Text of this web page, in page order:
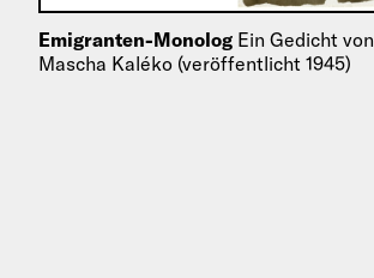
Emigranten-Monolog Ein Gedicht von
Mascha Kaléko (veröffentlicht 1945)